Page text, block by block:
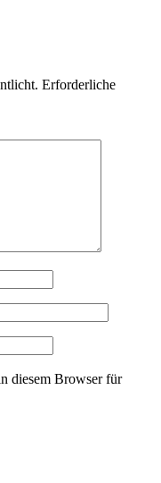
Erforderliche
diesem Browser für